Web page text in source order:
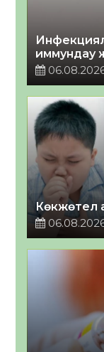
иммундау
Көкжөтел